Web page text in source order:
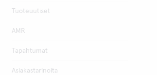
Tuoteuutiset
AMR
Tapahtumat
Asiakastarinoita